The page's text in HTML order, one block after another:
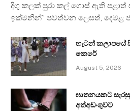
දිගු කලක් පුරා කල් ගොස් ඇති පළාත්
ඉක්මනින්” පවත්වන ලෙසත්, දෙමළ
හැටන් කලාපයේ
කෙරේ
August 5, 2026
ඝාතනයකට
අත්අඩංගුවට